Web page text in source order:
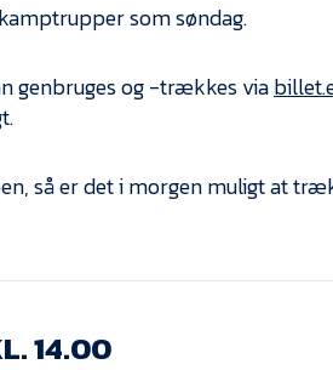
som søndag.
genbruges og -trækkes via
så er det i morgen muligt at
14.00